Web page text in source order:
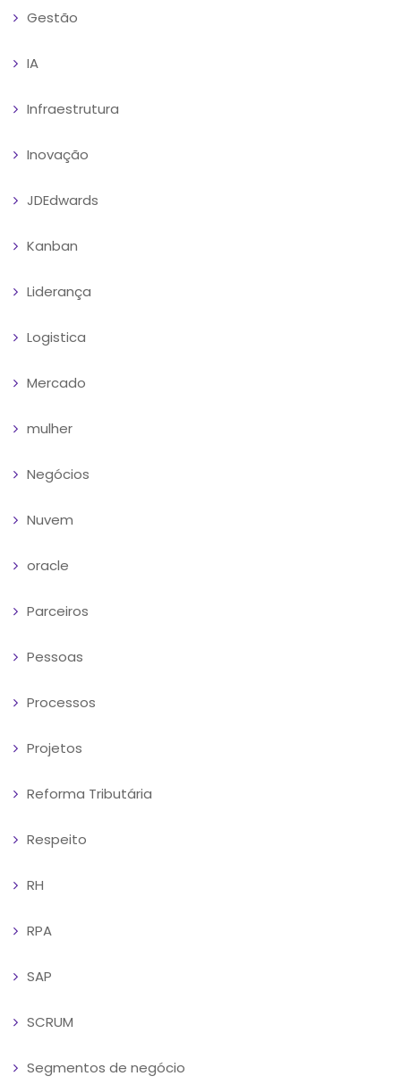
Gestão
IA
Infraestrutura
Inovação
JDEdwards
Kanban
Liderança
Logistica
Mercado
mulher
Negócios
Nuvem
oracle
Parceiros
Pessoas
Processos
Projetos
Reforma Tributária
Respeito
RH
RPA
SAP
SCRUM
Segmentos de negócio